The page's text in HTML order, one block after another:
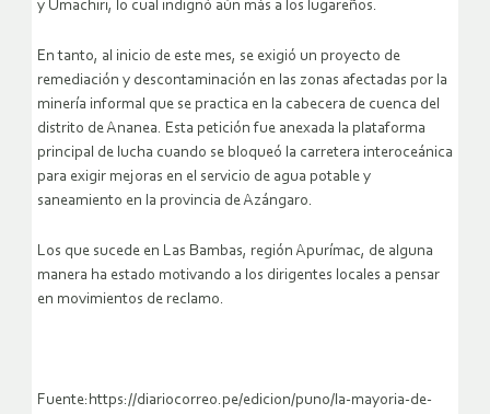
y Umachiri, lo cual indignó aún más a los lugareños.
En tanto, al inicio de este mes, se exigió un proyecto de
remediación y descontaminación en las zonas afectadas por la
minería informal que se practica en la cabecera de cuenca del
distrito de Ananea. Esta petición fue anexada la plataforma
principal de lucha cuando se bloqueó la carretera interoceánica
para exigir mejoras en el servicio de agua potable y
saneamiento en la provincia de Azángaro.
Los que sucede en Las Bambas, región Apurímac, de alguna
manera ha estado motivando a los dirigentes locales a pensar
en movimientos de reclamo.
Fuente:https://diariocorreo.pe/edicion/puno/la-mayoria-de-